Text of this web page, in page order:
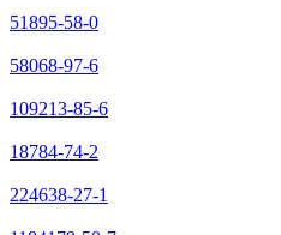
51895-58-0
58068-97-6
109213-85-6
18784-74-2
224638-27-1